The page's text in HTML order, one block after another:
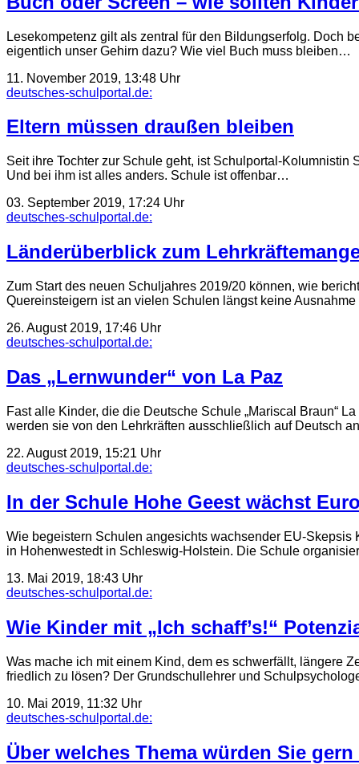
Lesekompetenz gilt als zentral für den Bildungserfolg. Doch
eigentlich unser Gehirn dazu? Wie viel Buch muss bleiben…
11. November 2019, 13:48 Uhr
deutsches-schulportal.de:
Eltern müssen draußen bleiben
Seit ihre Tochter zur Schule geht, ist Schulportal-
Und bei ihm ist alles anders. Schule ist offenbar…
03. September 2019, 17:24 Uhr
deutsches-schulportal.de:
Länderüberblick zum
Zum Start des neuen Schuljahres 2019/20 können, wie
Quereinsteigern ist an vielen Schulen längst keine
26. August 2019, 17:46 Uhr
deutsches-schulportal.de:
Das „Lernwunder“ von La Paz
Fast alle Kinder, die die Deutsche Schule „Mariscal Braun“
werden sie von den Lehr­kräften ausschließlich auf Deutsch
22. August 2019, 15:21 Uhr
deutsches-schulportal.de:
In der Schule Hohe Geest wächst
Wie begeistern Schulen angesichts wachsender EU-
in Hohenwestedt in Schleswig-Holstein. Die Schule
13. Mai 2019, 18:43 Uhr
deutsches-schulportal.de:
Wie Kinder mit „Ich schaff’s!“
Was mache ich mit einem Kind, dem es schwerfällt, längere
friedlich zu lösen? Der Grundschullehrer und
10. Mai 2019, 11:32 Uhr
deutsches-schulportal.de:
Über welches Thema würden Sie